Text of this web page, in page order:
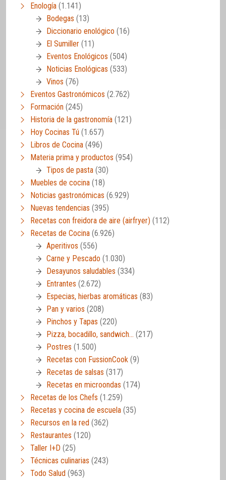
Enología (1.141)
Bodegas (13)
Diccionario enológico (16)
El Sumiller (11)
Eventos Enológicos (504)
Noticias Enológicas (533)
Vinos (76)
Eventos Gastronómicos (2.762)
Formación (245)
Historia de la gastronomía (121)
Hoy Cocinas Tú (1.657)
Libros de Cocina (496)
Materia prima y productos (954)
Tipos de pasta (30)
Muebles de cocina (18)
Noticias gastronómicas (6.929)
Nuevas tendencias (395)
Recetas con freidora de aire (airfryer) (112)
Recetas de Cocina (6.926)
Aperitivos (556)
Carne y Pescado (1.030)
Desayunos saludables (334)
Entrantes (2.672)
Especias, hierbas aromáticas (83)
Pan y varios (208)
Pinchos y Tapas (220)
Pizza, bocadillo, sandwich… (217)
Postres (1.500)
Recetas con FussionCook (9)
Recetas de salsas (317)
Recetas en microondas (174)
Recetas de los Chefs (1.259)
Recetas y cocina de escuela (35)
Recursos en la red (362)
Restaurantes (120)
Taller I+D (25)
Técnicas culinarias (243)
Todo Salud (963)